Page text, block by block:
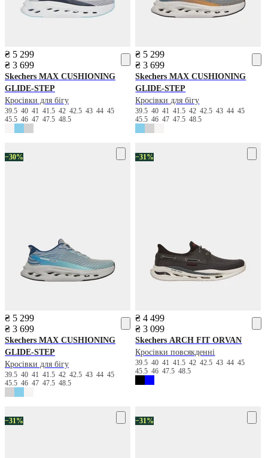
₴ 5 299
₴ 3 699
Skechers MAX CUSHIONING
GLIDE-STEP
Кросівки для бігу
39.5 40 41 41.5 42 42.5 43 44 45
45.5 46 47 47.5 48.5
₴ 5 299
₴ 3 699
Skechers MAX CUSHIONING
GLIDE-STEP
Кросівки для бігу
39.5404141.54242.5434445
45.5464747.548.5
−30%
₴ 5 299
₴ 3 699
Skechers MAX CUSHIONING
GLIDE-STEP
Кросівки для бігу
39.5 40 41 41.5 42 42.5 43 44 45
45.5 46 47 47.5 48.5
−31%
₴ 4 499
₴ 3 099
Skechers ARCH FIT ORVAN
Кросівки повсякденні
39.5404141.54242.5434445
45.54647.548.5
−31% −31%